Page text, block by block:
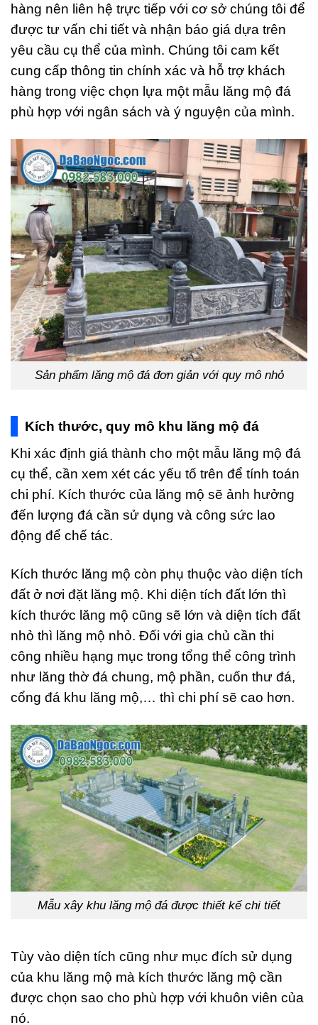
hàng nên liên hệ trực tiếp với cơ sở chúng tôi để
được tư vấn chi tiết và nhận báo giá dựa trên
yêu cầu cụ thể của mình. Chúng tôi cam kết
cung cấp thông tin chính xác và hỗ trợ khách
hàng trong việc chọn lựa một mẫu lăng mộ đá
phù hợp với ngân sách và ý nguyện của mình.
Sản phẩm lăng mộ đá đơn giản với quy mô nhỏ
Kích thước, quy mô khu lăng mộ đá
Khi xác định giá thành cho một mẫu lăng mộ đá
cụ thể, cần xem xét các yếu tố trên để tính toán
chi phí. Kích thước của lăng mộ sẽ ảnh hưởng
đến lượng đá cần sử dụng và công sức lao
động để chế tác.
Kích thước lăng mộ còn phụ thuộc vào diện tích
đất ở nơi đặt lăng mộ. Khi diện tích đất lớn thì
kích thước lăng mộ cũng sẽ lớn và diện tích đất
nhỏ thì lăng mộ nhỏ. Đối với gia chủ cần thi
công nhiều hạng mục trong tổng thể công trình
như lăng thờ đá chung, mộ phần, cuốn thư đá,
cổng đá khu lăng mộ,… thì chi phí sẽ cao hơn.
Mẫu xây khu lăng mộ đá được thiết kế chi tiết
Tùy vào diện tích cũng như mục đích sử dụng
của khu lăng mộ mà kích thước lăng mộ cần
được chọn sao cho phù hợp với khuôn viên của
nó.